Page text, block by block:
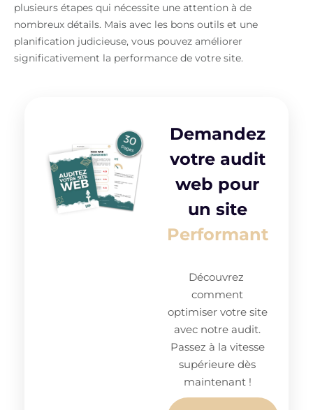
plusieurs étapes qui nécessite une attention à de
nombreux détails. Mais avec les bons outils et une
planification judicieuse, vous pouvez améliorer
significativement la performance de votre site.
Demandez
votre audit
web pour
un site
Performant
Découvrez
comment
optimiser votre site
avec notre audit.
Passez à la vitesse
supérieure dès
maintenant !